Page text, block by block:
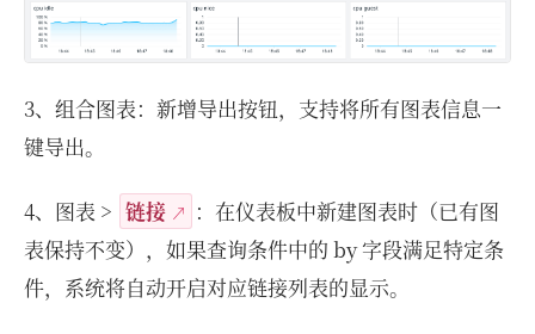
3、组合图表：新增导出按钮，支持将所有图表信息一
键导出。
4、图表 > 链接
：在仪表板中新建图表时（已有图
表保持不变），如果查询条件中的 by 字段满足特定条
件，系统将自动开启对应链接列表的显示。